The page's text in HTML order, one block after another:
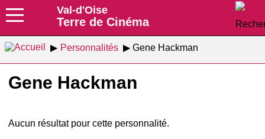
Val-d'Oise
Terre de Cinéma
Personnalités Gene Hackman
Gene Hackman
Aucun résultat pour cette personnalité.